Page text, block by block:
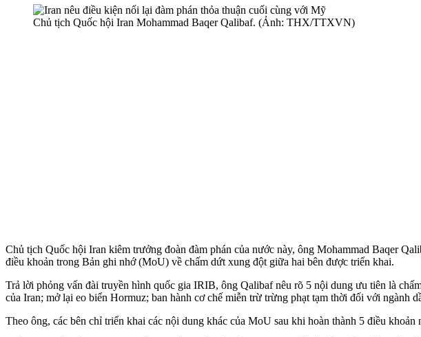
Chủ tịch Quốc hội Iran Mohammad Baqer Qalibaf. (Ảnh: THX/TTXVN)
Chủ tịch Quốc hội Iran kiêm trưởng đoàn đàm phán của nước này, ông Mohammad Baqer
điều khoản trong Bản ghi nhớ (MoU) về chấm dứt xung đột giữa hai bên được triển khai.
Trả lời phỏng vấn đài truyền hình quốc gia IRIB, ông Qalibaf nêu rõ 5 nội dung ưu tiên là
của Iran; mở lại eo biển Hormuz; ban hành cơ chế miễn trừ trừng phạt tạm thời đối với ngành
Theo ông, các bên chỉ triển khai các nội dung khác của MoU sau khi hoàn thành 5 điều khoản